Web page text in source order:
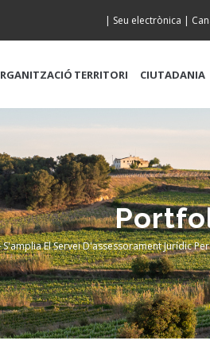
| Seu electrònica |
TERRITORI CIUTADANIA
S'amplia El Servei D'assessorament Jurídic